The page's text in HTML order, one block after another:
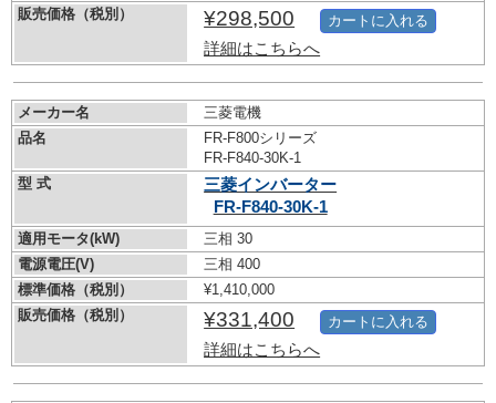
販売価格（税別）
¥298,500
詳細はこちらへ
カートに入れる
メーカー名
三菱電機
品名
FR-F800シリーズ
FR-F840-30K-1
型 式
三菱インバーター
FR-F840-30K-1
適用モータ(kW)
三相 30
電源電圧(V)
三相 400
標準価格（税別）
¥1,410,000
販売価格（税別）
¥331,400
詳細はこちらへ
カートに入れる